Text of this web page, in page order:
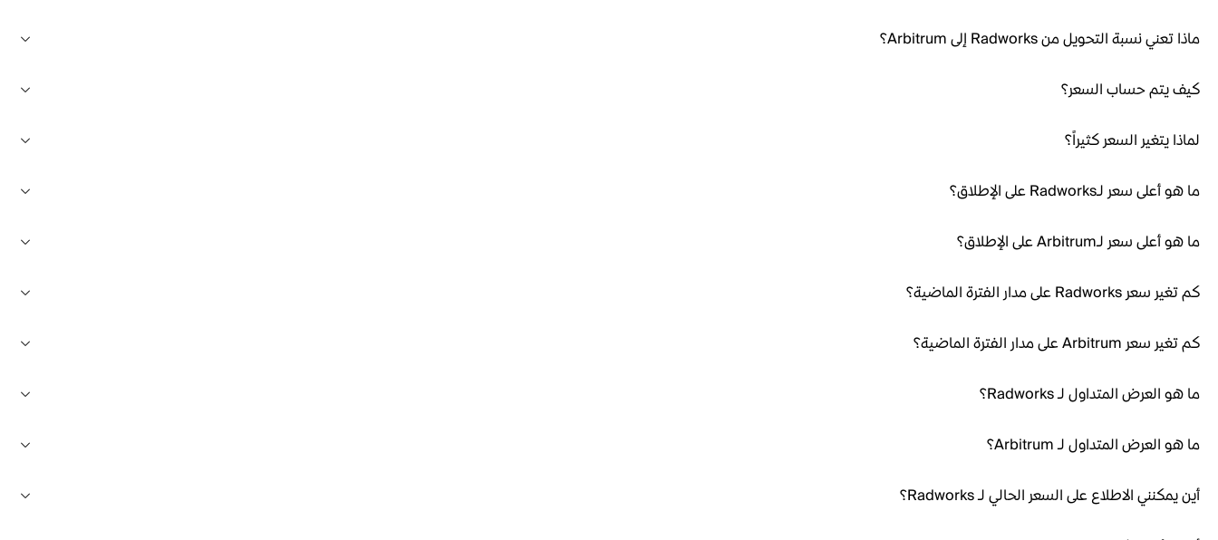
ماذا تعني نسبة التحويل من Radworks إلى Arbitrum؟
كيف يتم حساب السعر؟
لماذا يتغير السعر كثيراً؟
ما هو أعلى سعر لـRadworks على الإطلاق؟
ما هو أعلى سعر لـArbitrum على الإطلاق؟
كم تغير سعر Radworks على مدار الفترة الماضية؟
كم تغير سعر Arbitrum على مدار الفترة الماضية؟
ما هو العرض المتداول لـ Radworks؟
ما هو العرض المتداول لـ Arbitrum؟
أين يمكنني الاطلاع على السعر الحالي لـ Radworks؟